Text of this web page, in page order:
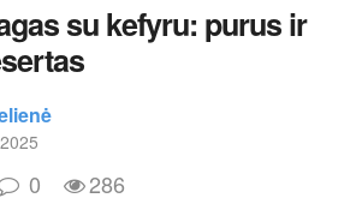
su kefyru: purus ir
0 286